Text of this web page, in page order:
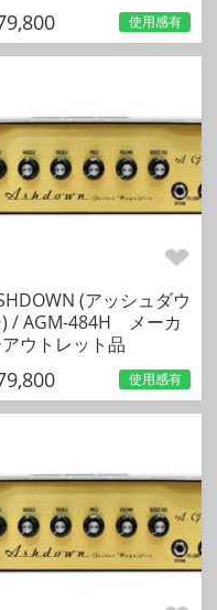
使用感有
(アッシュダウ
) / AGM-484H メーカ
ウトレット品
使用感有